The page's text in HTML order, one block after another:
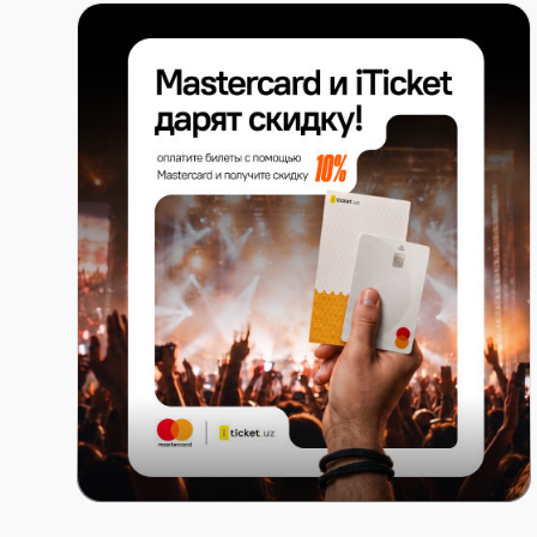
Коммерческая фото-, аудио- и видеосъёмка
Курение на территории запрещено, за
CAFA оставляет за собой право без
во время, дату, схему рассадки и место
CAFA оставляет за собой право отказать во
человека без возврата денег или компенсации,
неподобающим, нарушающим порядок или
других.
Покупая билет, вы соглашаетесь на съёмку или
внешности, а также на их использование CAFA,
всему миру в любых СМИ без оплаты.
В пределах, разрешённых законом, CAFA,
стадиона не несут ответственности за телесные
повреждение личного имущества, каким бы
Mastercard x ITICKET.UZ